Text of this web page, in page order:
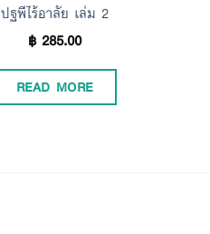
ปฐพีไร้อาลัย เล่ม 2
฿285.00
READ MORE